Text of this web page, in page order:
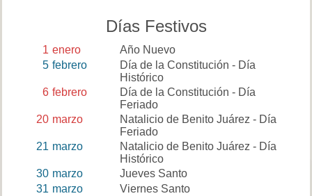
Días Festivos
1 enero
Año Nuevo
5 febrero
Día de la Constitución - Día
Histórico
6 febrero
Día de la Constitución - Día
Feriado
20 marzo
Natalicio de Benito Juárez - Día
Feriado
21 marzo
Natalicio de Benito Juárez - Día
Histórico
30 marzo
Jueves Santo
31 marzo
Viernes Santo